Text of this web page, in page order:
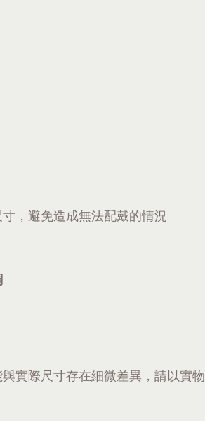
，避免造成無法配戴的情況
實際尺寸存在細微差異，請以實物